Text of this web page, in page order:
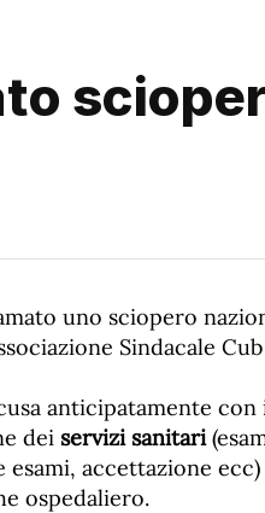
uno sciopero
Sindacale
anticipatamente
dei servizi sanitari
esami, accettazione
ospedaliero.